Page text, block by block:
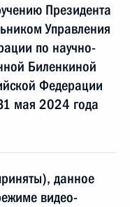
Президента
Управления
по научно-
Биленкиной
Федерации
мая 2024 года
данное
видео-